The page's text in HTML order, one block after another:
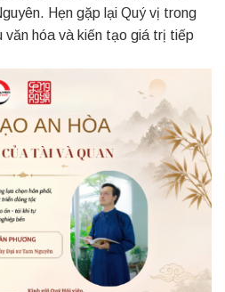
Hẹn gặp lại Quý vị trong
văn hóa và kiến tạo giá trị tiếp